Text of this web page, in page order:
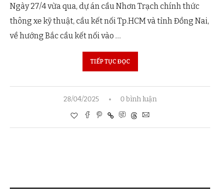
Ngày 27/4 vừa qua, dự án cầu Nhơn Trạch chính thức
thông xe kỹ thuật, cầu kết nối Tp.HCM và tỉnh Đồng Nai,
về hướng Bắc cầu kết nối vào …
TIẾP TỤC ĐỌC
28/04/2025 0 bình luận